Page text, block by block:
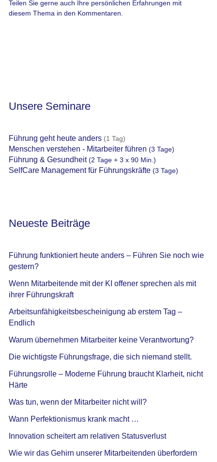
Teilen Sie gerne auch Ihre persönlichen Erfahrungen mit
diesem Thema in den Kommentaren.
Unsere Seminare
Führung geht heute anders(1 Tag)
Menschen verstehen - Mitarbeiter führen (3 Tage)
Führung & Gesundheit(2 Tage + 3 x 90 Min.)
SelfCare Management für Führungskräfte(3 Tage)
Neueste Beiträge
Führung funktioniert heute anders – Führen Sie noch wie
gestern?
Wenn Mitarbeitende mit der KI offener sprechen als mit
ihrer Führungskraft
Arbeitsunfähigkeitsbescheinigung ab erstem Tag –
Endlich
Warum übernehmen Mitarbeiter keine Verantwortung?
Die wichtigste Führungsfrage, die sich niemand stellt.
Führungsrolle – Moderne Führung braucht Klarheit, nicht
Härte
Was tun, wenn der Mitarbeiter nicht will?
Wann Perfektionismus krank macht …
Innovation scheitert am relativen Statusverlust
Wie wir das Gehirn unserer Mitarbeitenden überfordern